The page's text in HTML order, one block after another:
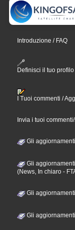
Introduzione / FAQ
Definisci il tuo profilo
I Tuoi commenti /
Invia i tuoi
Gli
Gli
(News, In chiaro -
Gli
Gli